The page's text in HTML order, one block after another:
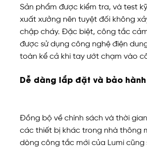
Sản phẩm được kiểm tra, và test
xuất xưởng nên tuyệt đối không
chập cháy. Đặc biệt, công tắc
được sử dụng công nghệ điện
toàn kể cả khi tay ướt chạm vào
Dễ dàng lắp đặt và bảo
Đồng bộ về chính sách và thời
các thiết bị khác trong nhà thông
dòng công tắc mới của Lumi cũng